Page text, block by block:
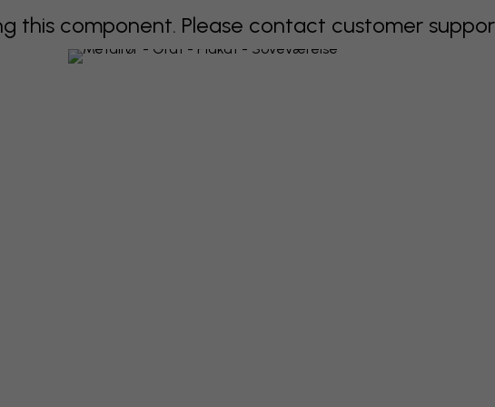
this component. Please contact customer